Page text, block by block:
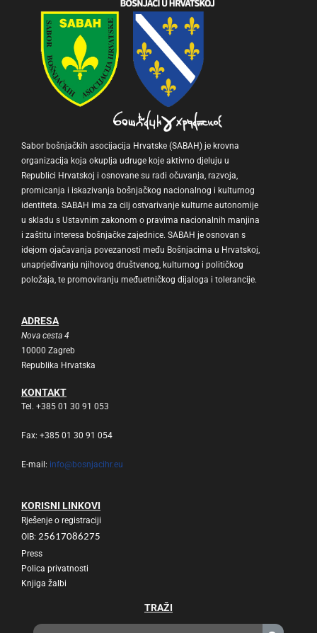
Sabor bošnjačkih asocijacija Hrvatske (SABAH) je krovna
organizacija koja okuplja udruge koje aktivno djeluju u
Republici Hrvatskoj i osnovane su radi očuvanja, razvoja,
promicanja i iskazivanja bošnjačkog nacionalnog i kulturnog
identiteta. SABAH ima za cilj ostvarivanje kulturne autonomije
u skladu s Ustavnim zakonom o pravima nacionalnih manjina
i zaštitu interesa bošnjačke zajednice. SABAH je osnovan s
idejom ojačavanja povezanosti među Bošnjacima u Hrvatskoj,
unaprjeđivanju njihovog društvenog, kulturnog i političkog
položaja, te promoviranju međuetničkog dijaloga i tolerancije.
ADRESA
Nova cesta 4
10000 Zagreb
Republika Hrvatska
KONTAKT
Tel. +385 01 30 91 053
Fax: +385 01 30 91 054
E-mail: info@bosnjacihr.eu
KORISNI LINKOVI
Rješenje o registraciji
OIB: 25617086275
Press
Polica privatnosti
Knjiga žalbi
TRAŽI